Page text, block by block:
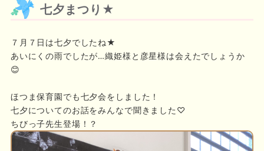
七夕まつり★
７月７日は七夕でしたね★
あいにくの雨でしたが…織姫様と彦星様は会えたでしょうか
😊
ほつま保育園でも七夕会をしました！
七夕についてのお話をみんなで聞きました♡
ちびっ子先生登場！？